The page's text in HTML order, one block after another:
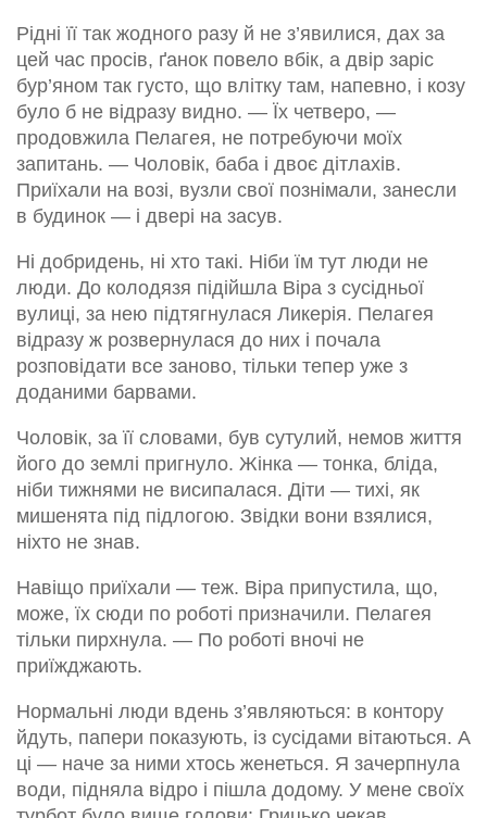
Рідні її так жодного разу й не з’явилися, дах за
цей час просів, ґанок повело вбік, а двір заріс
бур’яном так густо, що влітку там, напевно, і козу
було б не відразу видно. — Їх четверо, —
продовжила Пелагея, не потребуючи моїх
запитань. — Чоловік, баба і двоє дітлахів.
Приїхали на возі, вузли свої познімали, занесли
в будинок — і двері на засув.
Ні добридень, ні хто такі. Ніби їм тут люди не
люди. До колодязя підійшла Віра з сусідньої
вулиці, за нею підтягнулася Ликерія. Пелагея
відразу ж розвернулася до них і почала
розповідати все заново, тільки тепер уже з
доданими барвами.
Чоловік, за її словами, був сутулий, немов життя
його до землі пригнуло. Жінка — тонка, бліда,
ніби тижнями не висипалася. Діти — тихі, як
мишенята під підлогою. Звідки вони взялися,
ніхто не знав.
Навіщо приїхали — теж. Віра припустила, що,
може, їх сюди по роботі призначили. Пелагея
тільки пирхнула. — По роботі вночі не
приїжджають.
Нормальні люди вдень з’являються: в контору
йдуть, папери показують, із сусідами вітаються. А
ці — наче за ними хтось женеться. Я зачерпнула
води, підняла відро і пішла додому. У мене своїх